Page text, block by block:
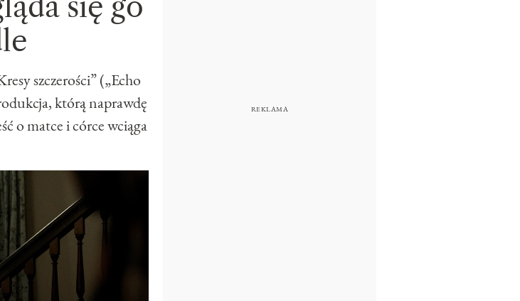
szczerości” („Echo
którą naprawdę
o matce i córce wciąga